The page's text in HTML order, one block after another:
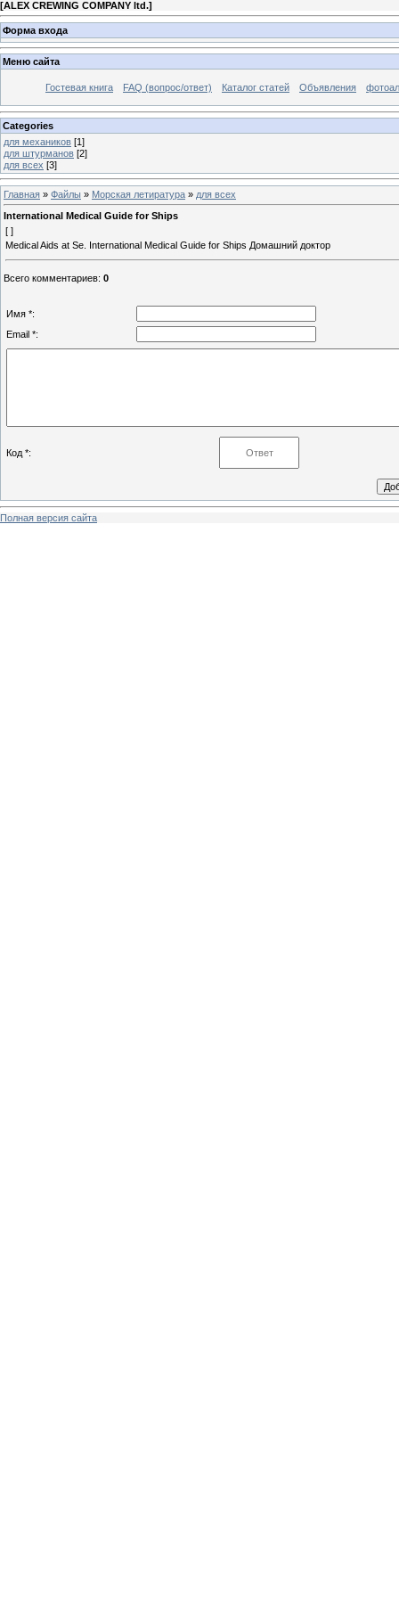
[ALEX CREWING COMPANY ltd.]
Форма входа
Меню сайта
Гостевая книга FAQ (вопрос/ответ) Каталог статей Объявления
Categories
для механиков [1]
для штурманов [2]
для всех [3]
Главная » Файлы » Морская летиратура » для всех
International Medical Guide for Ships
[ ]
Medical Aids at Se. International Medical Guide for Ships Домашний доктор
Всего комментариев: 0
Имя *:
Email *:
Код *:
Полная версия сайта